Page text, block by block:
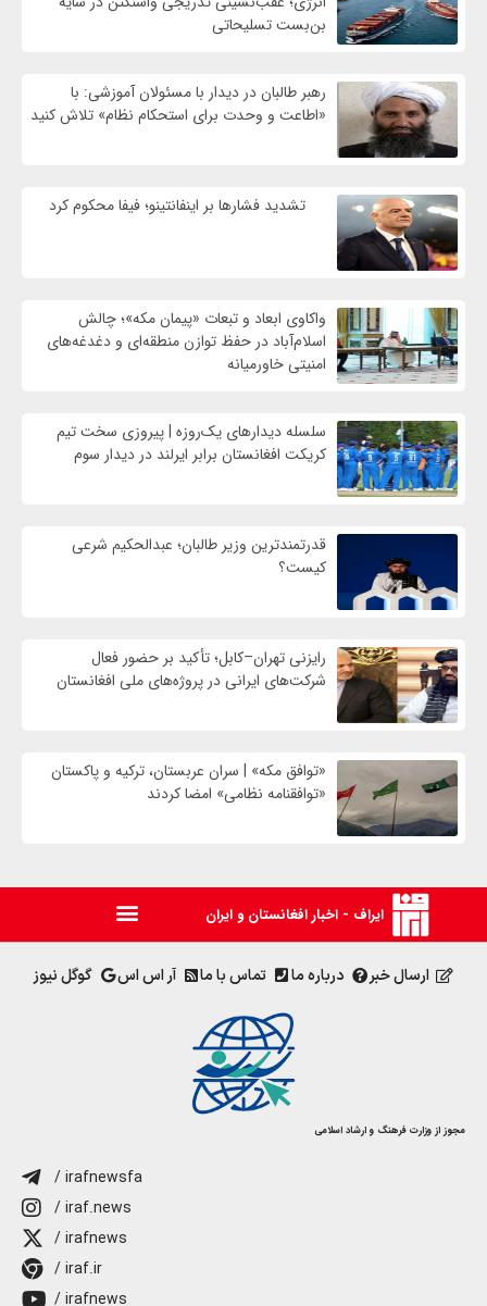
بن‌بست تسلیحاتی
رهبر طالبان در دیدار با مسئولان آموزشی: با
«اطاعت و وحدت برای استحکام نظام» تلاش کنید
تشدید فشارها بر اینفانتینو؛ فیفا محکوم کرد
واکاوی ابعاد و تبعات «پیمان مکه»؛ چالش
اسلام‌آباد در حفظ توازن منطقه‌ای و دغدغه‌های
امنیتی خاورمیانه
سلسله دیدارهای یک‌روزه | پیروزی سخت تیم
کریکت افغانستان برابر ایرلند در دیدار سوم
قدرتمندترین وزیر طالبان؛ عبدالحکیم شرعی
کیست؟
رایزنی تهران–کابل؛ تأکید بر حضور فعال
شرکت‌های ایرانی در پروژه‌های ملی افغانستان
«توافق مکه» | سران عربستان، ترکیه و پاکستان
«توافقنامه نظامی» امضا کردند
ایراف - اخبار افغانستان و ایران
ارسال خبر درباره ما تماس با ما آر اس اس گوگل نیوز
مجوز از وزارت فرهنگ و ارشاد اسلامی
/ irafnewsfa
/ iraf.news
/ irafnews
/ iraf.ir
/ irafnews